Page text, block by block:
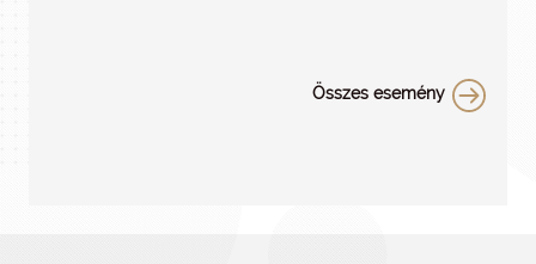
Összes esemény